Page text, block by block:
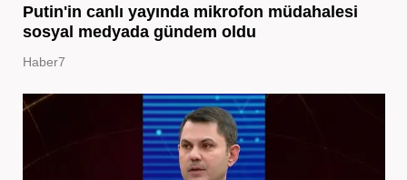
Putin'in canlı yayında mikrofon müdahalesi
sosyal medyada gündem oldu
Haber7